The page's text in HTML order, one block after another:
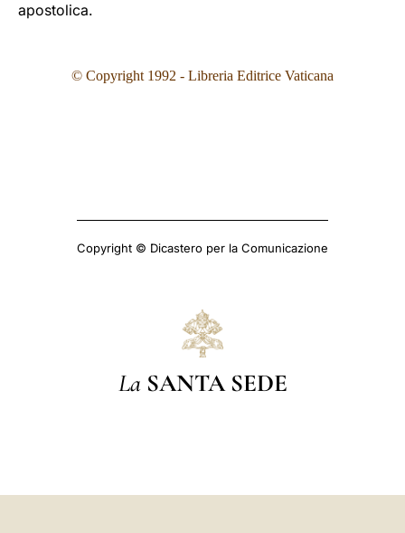
apostolica.
© Copyright 1992 - Libreria Editrice Vaticana
Copyright © Dicastero per la Comunicazione
La SANTA SEDE